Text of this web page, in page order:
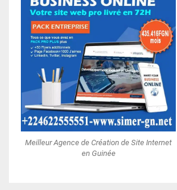
Meilleur Agence de Création de Site Internet
en Guinée